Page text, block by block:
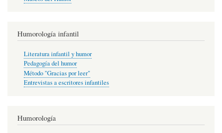
Humorología infantil
Literatura infantil y humor
Pedagogía del humor
Método "Gracias por leer"
Entrevistas a escritores infantiles
Humorología